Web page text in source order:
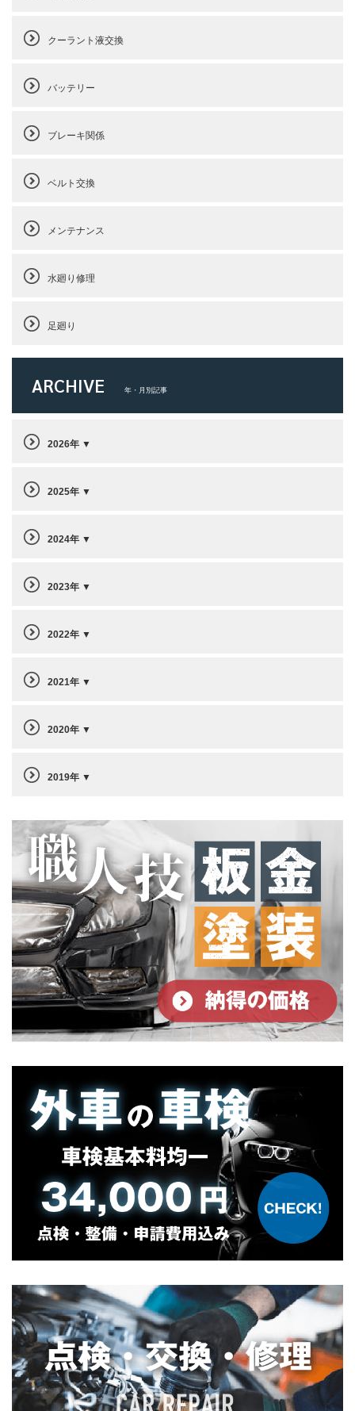
クーラント液交換
バッテリー
ブレーキ関係
ベルト交換
メンテナンス
水廻り修理
足廻り
ARCHIVE 年・月別記事
2026年
2025年
2024年
2023年
2022年
2021年
2020年
2019年